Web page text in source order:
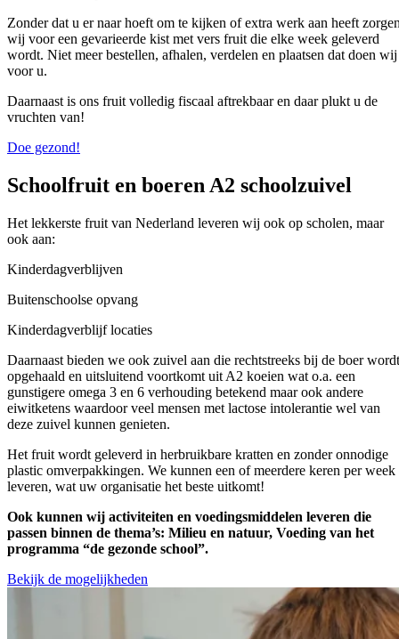
Zonder dat u er naar hoeft om te kijken of extra werk aan heeft
wij voor een gevarieerde kist met vers fruit die elke week geleverd
wordt. Niet meer bestellen, afhalen, verdelen en plaatsen dat doen wij
voor u.
Daarnaast is ons fruit volledig fiscaal aftrekbaar en daar plukt u de
vruchten van!
Doe gezond!
Schoolfruit en boeren A2 schoolzuivel
Het lekkerste fruit van Nederland leveren wij ook op scholen, maar
ook aan:
Kinderdagverblijven
Buitenschoolse opvang
Kinderdagverblijf locaties
Daarnaast bieden we ook zuivel aan die rechtstreeks bij de boer wordt
opgehaald en uitsluitend voortkomt uit A2 koeien wat o.a. een
gunstigere omega 3 en 6 verhouding betekend maar ook andere
eiwitketens waardoor veel mensen met lactose intolerantie wel van
deze zuivel kunnen genieten.
Het fruit wordt geleverd in herbruikbare kratten en zonder onnodige
plastic omverpakkingen. We kunnen een of meerdere keren per week
leveren, wat uw organisatie het beste uitkomt!
Ook kunnen wij activiteiten en voedingsmiddelen leveren die
passen binnen de thema’s: Milieu en natuur, Voeding van het
programma “de gezonde school”.
Bekijk de mogelijkheden